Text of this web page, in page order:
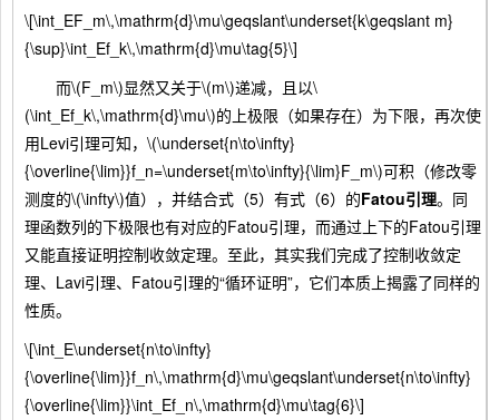
\[\int_EF_m\,\mathrm{d}\mu\geqslant\underset{k\geqslant m}
{\sup}\int_Ef_k\,\mathrm{d}\mu\tag{5}\]
而\(F_m\)显然又关于\(m\)递减，且以\
(\int_Ef_k\,\mathrm{d}\mu\)的上极限（如果存在）为下限，再次使
用Levi引理可知，\(\underset{n\to\infty}
{\overline{\lim}}f_n=\underset{m\to\infty}{\lim}F_m\)可积（修改零
测度的\(\infty\)值），并结合式（5）有式（6）的Fatou引理。同
理函数列的下极限也有对应的Fatou引理，而通过上下的Fatou引理
又能直接证明控制收敛定理。至此，其实我们完成了控制收敛定
理、Lavi引理、Fatou引理的“循环证明”，它们本质上揭露了同样的
性质。
\[\int_E\underset{n\to\infty}
{\overline{\lim}}f_n\,\mathrm{d}\mu\geqslant\underset{n\to\infty}
{\overline{\lim}}\int_Ef_n\,\mathrm{d}\mu\tag{6}\]